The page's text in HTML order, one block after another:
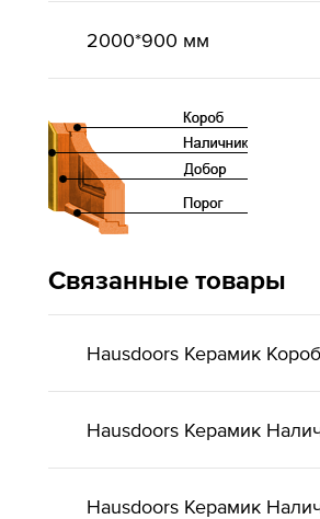
2000*900 мм
Связанные товары
Hausdoors Керамик
Hausdoors Керамик
Hausdoors Керамик